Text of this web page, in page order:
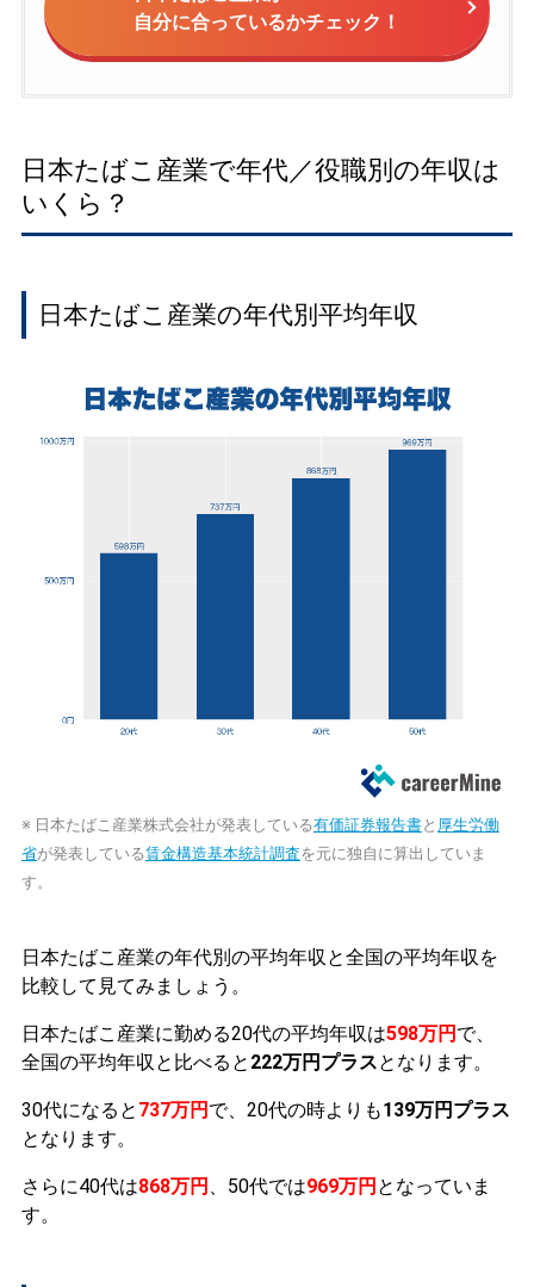
自分に合っているかチェック！
日本たばこ産業で年代／役職別の年収は
いくら？
日本たばこ産業の年代別平均年収
※ 日本たばこ産業株式会社が発表している有価証券報告書と 厚生労働
省が発表している賃金構造基本統計調査を元に独自に算出していま
す。
日本たばこ産業の年代別の平均年収と全国の平均年収を
比較して見てみましょう。
日本たばこ産業に勤める20代の平均年収は598万円 で、
全国の平均年収と比べると 222万円プラスとなります。
30代になると 737万円 で、20代の時よりも139万円プラス
となります。
さらに40代は868万円 、50代では969万円 となっていま
す。